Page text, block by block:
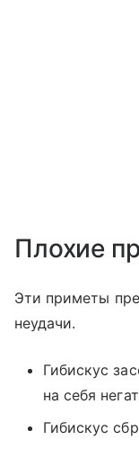
Плохие
Эти приметы
неудачи.
Гибискус
на себя
Гибискус